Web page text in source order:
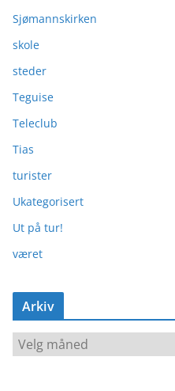
Sjømannskirken
skole
steder
Teguise
Teleclub
Tias
turister
Ukategorisert
Ut på tur!
været
Arkiv
A